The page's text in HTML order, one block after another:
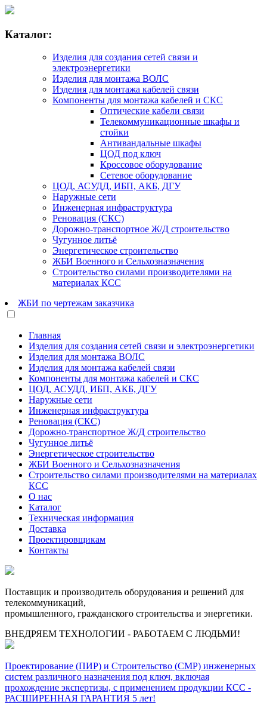
Каталог:
Изделия для создания сетей связи и
электроэнергетики
Изделия для монтажа ВОЛС
Изделия для монтажа кабелей связи
Компоненты для монтажа кабелей и СКС
Оптические кабели связи
Телекоммуникационные шкафы и
стойки
Антивандальные шкафы
ЦОД под ключ
Кроссовое оборудование
Сетевое оборудование
ЦОД, АСУДД, ИБП, АКБ, ДГУ
Наружные сети
Инженерная инфраструктура
Реновация (СКС)
Дорожно-транспортное Ж/Д строительство
Чугунное литьё
Энергетическое строительство
ЖБИ Военного и Сельхозназначения
Строительство силами производителями на
материалах КСС
ЖБИ по чертежам заказчика
Главная
Изделия для создания сетей связи и электроэнергетики
Изделия для монтажа ВОЛС
Изделия для монтажа кабелей связи
Компоненты для монтажа кабелей и СКС
ЦОД, АСУДД, ИБП, АКБ, ДГУ
Наружные сети
Инженерная инфраструктура
Реновация (СКС)
Дорожно-транспортное Ж/Д строительство
Чугунное литьё
Энергетическое строительство
ЖБИ Военного и Сельхозназначения
Строительство силами производителями на материалах
КСС
О нас
Каталог
Техническая информация
Доставка
Проектировщикам
Контакты
Поставщик и производитель оборудования и решений для
телекоммуникаций,
промышленного, гражданского строительства и энергетики.
ВНЕДРЯЕМ ТЕХНОЛОГИИ - РАБОТАЕМ С ЛЮДЬМИ!
Проектирование (ПИР) и Cтроительство (СМР) инженерных
систем различного назначения под ключ, включая
прохождение экспертизы, с применением продукции КСС -
РАСШИРЕННАЯ ГАРАНТИЯ 5 лет!